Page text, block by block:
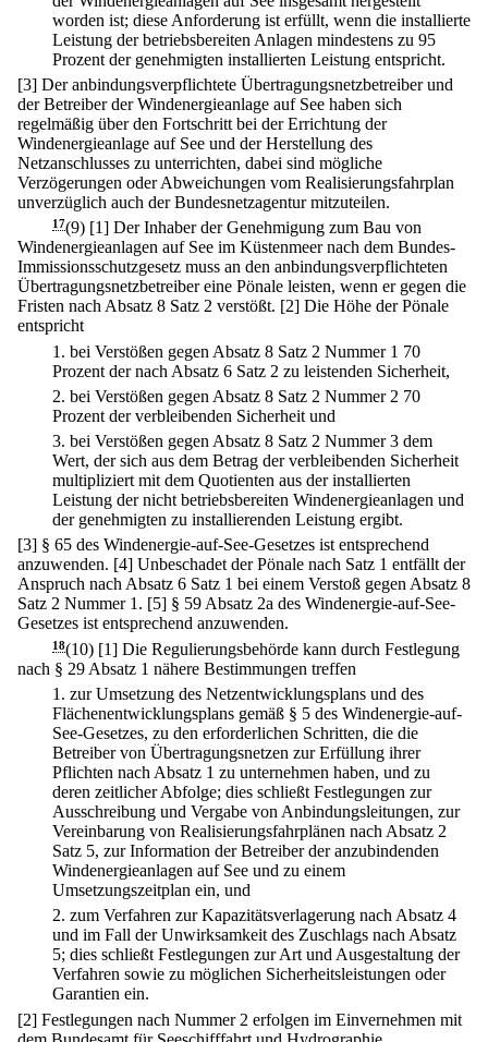
worden ist; diese Anforderung ist erfüllt, wenn die installierte
Leistung der betriebsbereiten Anlagen mindestens zu 95
Prozent der genehmigten installierten Leistung entspricht.
[3] Der anbindungsverpflichtete Übertragungsnetzbetreiber und
der Betreiber der Windenergieanlage auf See haben sich
regelmäßig über den Fortschritt bei der Errichtung der
Windenergieanlage auf See und der Herstellung des
Netzanschlusses zu unterrichten, dabei sind mögliche
Verzögerungen oder Abweichungen vom Realisierungsfahrplan
unverzüglich auch der Bundesnetzagentur mitzuteilen.
17(9) [1] Der Inhaber der Genehmigung zum Bau von
Windenergieanlagen auf See im Küstenmeer nach dem Bundes-
Immissionsschutzgesetz muss an den anbindungsverpflichteten
Übertragungsnetzbetreiber eine Pönale leisten, wenn er gegen die
Fristen nach Absatz 8 Satz 2 verstößt. [2] Die Höhe der Pönale
entspricht
1. bei Verstößen gegen Absatz 8 Satz 2 Nummer 1 70
Prozent der nach Absatz 6 Satz 2 zu leistenden Sicherheit,
2. bei Verstößen gegen Absatz 8 Satz 2 Nummer 2 70
Prozent der verbleibenden Sicherheit und
3. bei Verstößen gegen Absatz 8 Satz 2 Nummer 3 dem
Wert, der sich aus dem Betrag der verbleibenden Sicherheit
multipliziert mit dem Quotienten aus der installierten
Leistung der nicht betriebsbereiten Windenergieanlagen und
der genehmigten zu installierenden Leistung ergibt.
[3] § 65 des Windenergie-auf-See-Gesetzes ist entsprechend
anzuwenden. [4] Unbeschadet der Pönale nach Satz 1 entfällt der
Anspruch nach Absatz 6 Satz 1 bei einem Verstoß gegen Absatz 8
Satz 2 Nummer 1. [5] § 59 Absatz 2a des Windenergie-auf-See-
Gesetzes ist entsprechend anzuwenden.
18(10) [1] Die Regulierungsbehörde kann durch Festlegung
nach § 29 Absatz 1 nähere Bestimmungen treffen
1. zur Umsetzung des Netzentwicklungsplans und des
Flächenentwicklungsplans gemäß § 5 des Windenergie-auf-
See-Gesetzes, zu den erforderlichen Schritten, die die
Betreiber von Übertragungsnetzen zur Erfüllung ihrer
Pflichten nach Absatz 1 zu unternehmen haben, und zu
deren zeitlicher Abfolge; dies schließt Festlegungen zur
Ausschreibung und Vergabe von Anbindungsleitungen, zur
Vereinbarung von Realisierungsfahrplänen nach Absatz 2
Satz 5, zur Information der Betreiber der anzubindenden
Windenergieanlagen auf See und zu einem
Umsetzungszeitplan ein, und
2. zum Verfahren zur Kapazitätsverlagerung nach Absatz 4
und im Fall der Unwirksamkeit des Zuschlags nach Absatz
5; dies schließt Festlegungen zur Art und Ausgestaltung der
Verfahren sowie zu möglichen Sicherheitsleistungen oder
Garantien ein.
[2] Festlegungen nach Nummer 2 erfolgen im Einvernehmen mit